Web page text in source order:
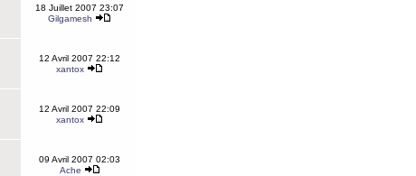
18 Juillet 2007 23:07
Gilgamesh
12 Avril 2007 22:12
xantox
12 Avril 2007 22:09
xantox
09 Avril 2007 02:03
Ache